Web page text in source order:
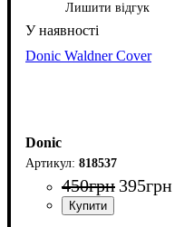
Лишити відгук
Donic Waldner Cover
Donic
818537
450грн 395грн